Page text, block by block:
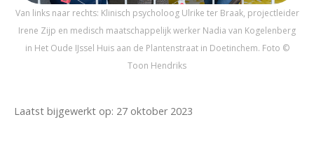
Van links naar rechts: Klinisch psycholoog Ulrike ter Braak, projectleider
Irene Zijp en medisch maatschappelijk werker Nadia van Kogelenberg
in Het Oude IJssel Huis aan de Plantenstraat in Doetinchem. Foto ©
Toon Hendriks
Laatst bijgewerkt op: 27 oktober 2023